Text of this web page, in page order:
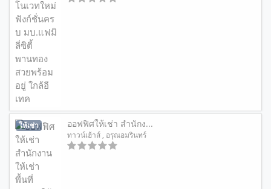
ให้เช่า ออฟฟิศให้เช่า สำนักง...
ทาวน์เฮ้าส์ , อรุณอมรินทร์